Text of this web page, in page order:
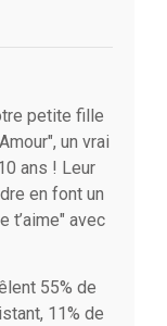
petite fille
un vrai
ans ! Leur
en font un
t’aime" avec
55% de
11% de